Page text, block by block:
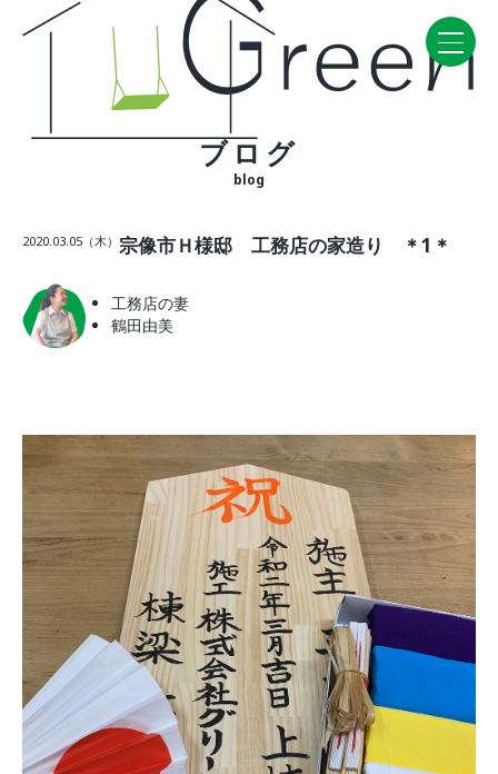
CONCEPT・BUILD
自然素材
家の性能
VISIT
モデルルーム
イベント
ABOUT
会社概要
採用情報
スタッフ紹介
ブログ
お知らせ
お問い合わせ・資料請求
ブログ
ブログ
blog
2020.03.05（木） 宗像市Ｈ様邸 工務店の家造り ＊1＊
工務店の妻
鶴田由美